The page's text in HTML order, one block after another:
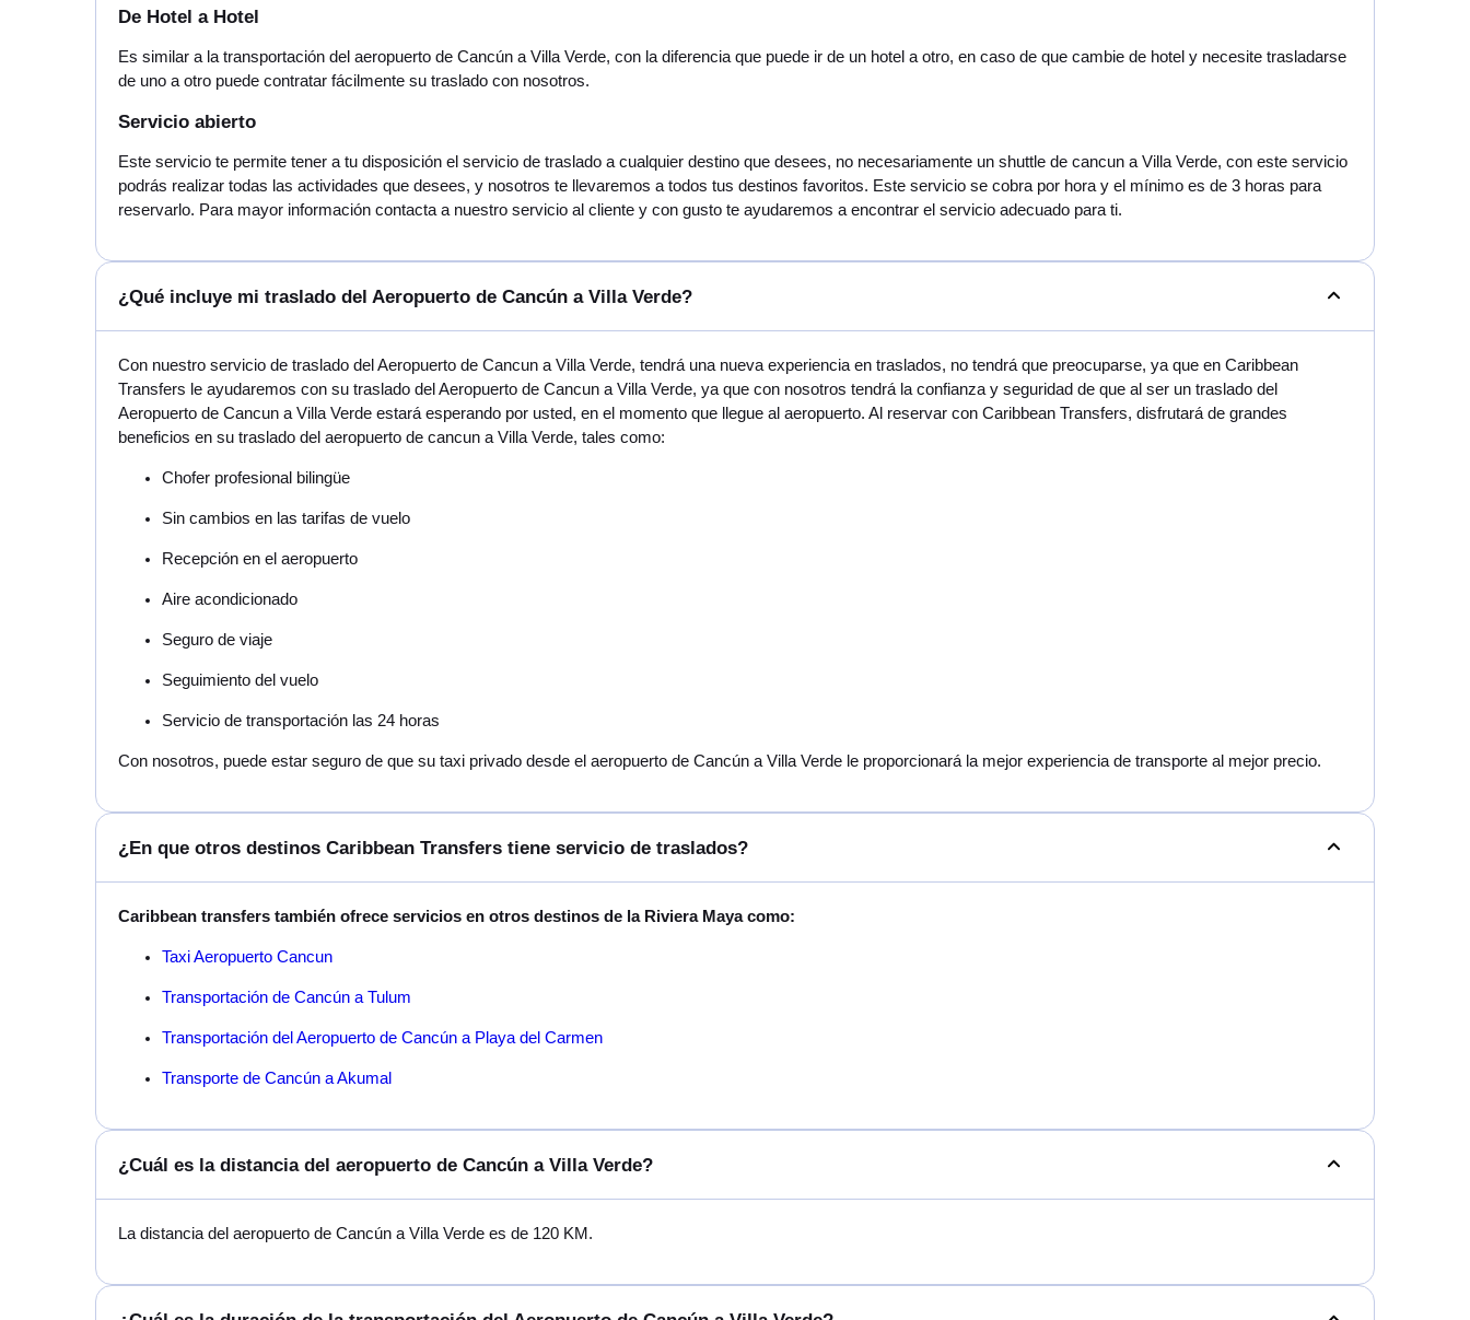
De Hotel a Hotel
Es similar a la transportación del aeropuerto de Cancún a Villa Verde, con la diferencia que puede ir de un hotel a otro, en caso de que cambie de hotel y necesite trasladarse
de uno a otro puede contratar fácilmente su traslado con nosotros.
Servicio abierto
Este servicio te permite tener a tu disposición el servicio de traslado a cualquier destino que desees, no necesariamente un shuttle de cancun a Villa Verde, con este servicio
podrás realizar todas las actividades que desees, y nosotros te llevaremos a todos tus destinos favoritos. Este servicio se cobra por hora y el mínimo es de 3 horas para
reservarlo. Para mayor información contacta a nuestro servicio al cliente y con gusto te ayudaremos a encontrar el servicio adecuado para ti.
¿Qué incluye mi traslado del Aeropuerto de Cancún a Villa Verde?
Con nuestro servicio de traslado del Aeropuerto de Cancun a Villa Verde, tendrá una nueva experiencia en traslados, no tendrá que preocuparse, ya que en Caribbean
Transfers le ayudaremos con su traslado del Aeropuerto de Cancun a Villa Verde, ya que con nosotros tendrá la confianza y seguridad de que al ser un traslado del
Aeropuerto de Cancun a Villa Verde estará esperando por usted, en el momento que llegue al aeropuerto. Al reservar con Caribbean Transfers, disfrutará de grandes
beneficios en su traslado del aeropuerto de cancun a Villa Verde, tales como:
Chofer profesional bilingüe
Sin cambios en las tarifas de vuelo
Recepción en el aeropuerto
Aire acondicionado
Seguro de viaje
Seguimiento del vuelo
Servicio de transportación las 24 horas
Con nosotros, puede estar seguro de que su taxi privado desde el aeropuerto de Cancún a Villa Verde le proporcionará la mejor experiencia de transporte al mejor precio.
¿En que otros destinos Caribbean Transfers tiene servicio de traslados?
Caribbean transfers también ofrece servicios en otros destinos de la Riviera Maya como:
Taxi Aeropuerto Cancun
Transportación de Cancún a Tulum
Transportación del Aeropuerto de Cancún a Playa del Carmen
Transporte de Cancún a Akumal
¿Cuál es la distancia del aeropuerto de Cancún a Villa Verde?
La distancia del aeropuerto de Cancún a Villa Verde es de 120 KM.